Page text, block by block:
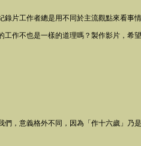
錄片工作者總是用不同於主流觀點來看
工作不也是一樣的道理嗎？製作影片，
們，意義格外不同，因為「作十六歲」